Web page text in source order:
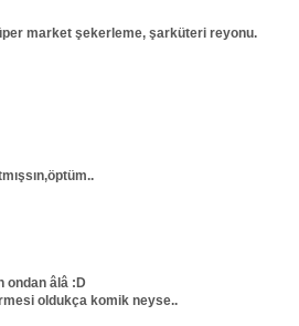
market şekerleme, şarküteri reyonu.
ondan âlâ :D
oldukça komik neyse..